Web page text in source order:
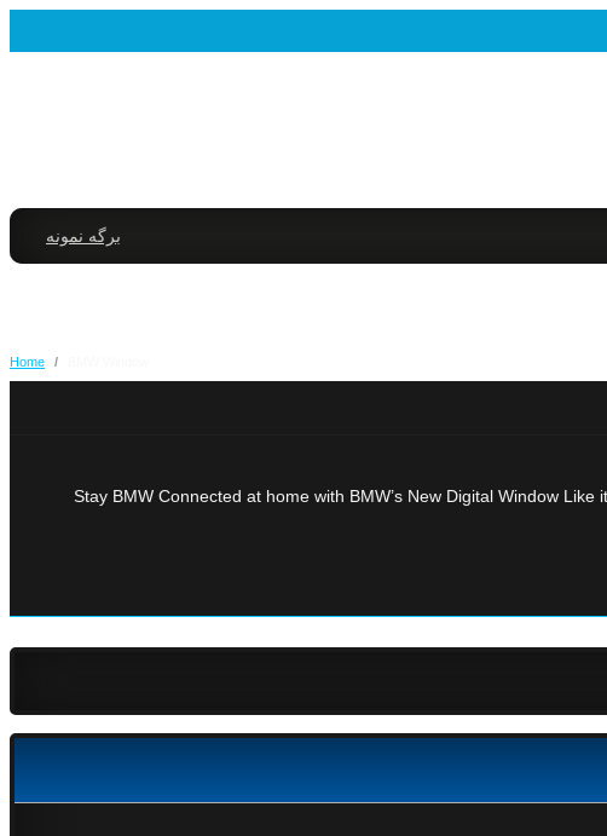
برگه نمونه
Home /
Stay BMW Connected at home with BMW’s New Digital Window